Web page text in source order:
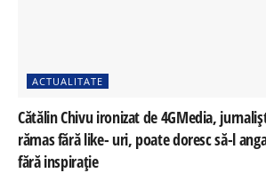
ACTUALITATE
Cătălin Chivu ironizat de 4GMedia,
rămas fără like- uri, poate doresc să-l
fără inspirație